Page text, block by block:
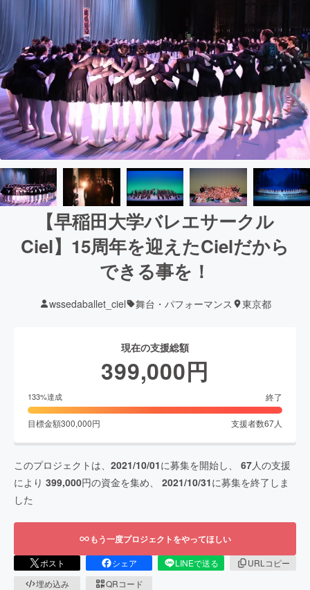
【早稲田大学バレエサークル
Ciel】15周年を迎えたCielだから
できる事を！
wssedaballet_ciel 舞台・パフォーマンス 東京都
現在の支援総額
399,000円
133%達成 終了
目標金額300,000円 支援者数67人
このプロジェクトは、 2021/10/01に募集を開始し、 67人の支援
により 399,000円の資金を集め、 2021/10/31に募集を終了しま
した
もう一度プロジェクトをやってほしい
ポスト シェア LINEで送る
URLコピー
埋め込み
QRコード